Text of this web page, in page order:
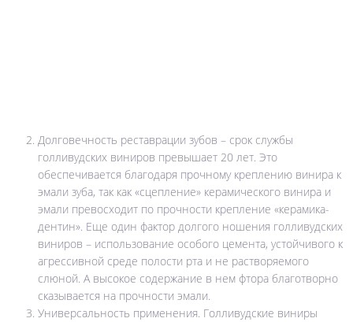
Долговечность реставрации зубов – срок службы
голливудских виниров превышает 20 лет. Это
обеспечивается благодаря прочному креплению винира к
эмали зуба, так как «сцепление» керамического винира и
эмали превосходит по прочности крепление «керамика-
дентин». Еще один фактор долгого ношения голливудских
виниров – использование особого цемента, устойчивого к
агрессивной среде полости рта и не растворяемого
слюной. А высокое содержание в нем фтора благотворно
сказывается на прочности эмали.
Универсальность применения. Голливудские виниры